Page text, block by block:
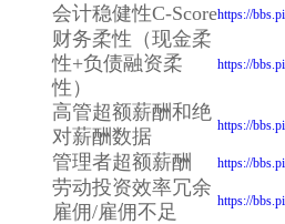
会计稳健性C-Scorehttps://
财务柔性（现金柔
性+负债融资柔
性）
https://
高管超额薪酬和绝
对薪酬数据
https://
管理者超额薪酬 https://
劳动投资效率冗余
雇佣/雇佣不足
https://